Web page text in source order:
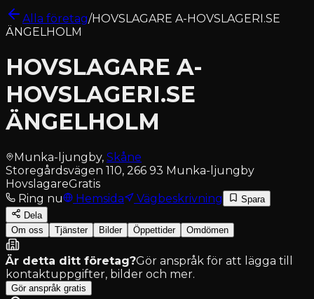
Alla företag/HOVSLAGARE A-HOVSLAGERI.SE
ÄNGELHOLM
HOVSLAGARE A-
HOVSLAGERI.SE
ÄNGELHOLM
Munka-ljungby, Skåne
Storegårdsvägen 110, 266 93 Munka-ljungby
HovslagareGratis
Ring nu
Hemsida Vägbeskrivning
Spara
Dela
Om oss
Tjänster Bilder Öppettider Omdömen
Är detta ditt företag?Gör anspråk för att lägga till
kontaktuppgifter, bilder och mer.
Gör anspråk gratis